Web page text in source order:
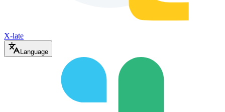
X-late
Language